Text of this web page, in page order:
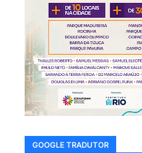
GOOGLE TRADUTOR